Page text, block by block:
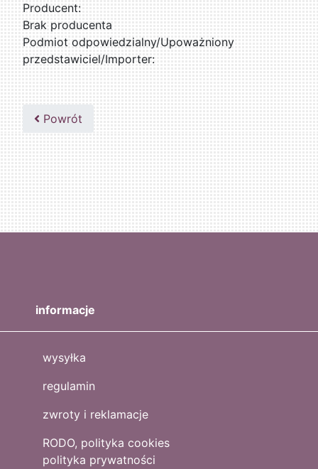
Producent:
Brak producenta
Podmiot odpowiedzialny/Upoważniony
przedstawiciel/Importer:
Powrót
informacje
wysyłka
regulamin
zwroty i reklamacje
RODO, polityka cookies
polityka prywatności